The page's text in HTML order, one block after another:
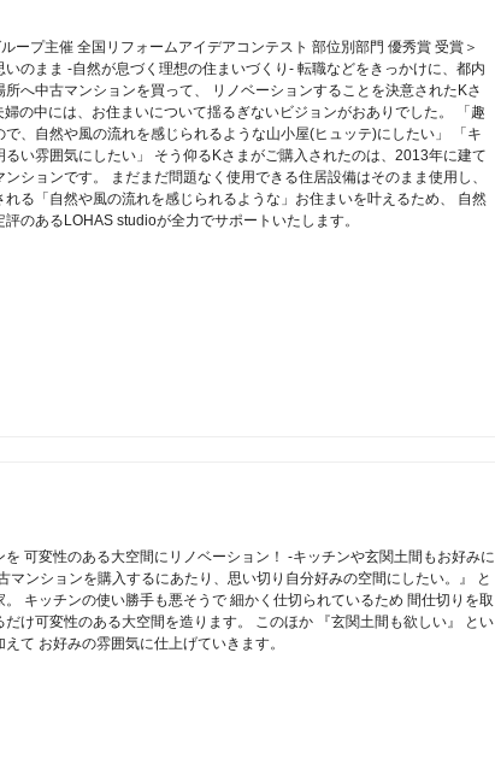
ープ主催 全国リフォームアイデアコンテスト 部位別部門 優秀賞 受賞＞
いのまま -自然が息づく理想の住まいづくり- 転職などをきっかけに、都内
所へ中古マンションを買って、 リノベーションすることを決意されたKさ
婦の中には、お住まいについて揺るぎないビジョンがおありでした。 「趣
で、自然や風の流れを感じられるような山小屋(ヒュッテ)にしたい」 「キ
るい雰囲気にしたい」 そう仰るKさまがご購入されたのは、2013年に建て
ンションです。 まだまだ問題なく使用できる住居設備はそのまま使用し、
れる「自然や風の流れを感じられるような」お住まいを叶えるため、 自然
のあるLOHAS studioが全力でサポートいたします。
を 可変性のある大空間にリノベーション！ -キッチンや玄関土間もお好みに
マンションを購入するにあたり、思い切り自分好みの空間にしたい。』 と
。 キッチンの使い勝手も悪そうで 細かく仕切られているため 間仕切りを取
だけ可変性のある大空間を造ります。 このほか 『玄関土間も欲しい』 とい
て お好みの雰囲気に仕上げていきます。